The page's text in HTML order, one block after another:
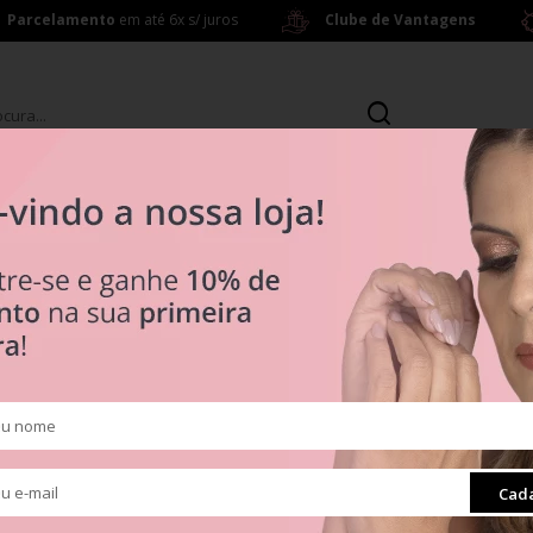
Parcelamento em até 6x s/ juros Clube de Vantagens
Tipos
Clipes
Pingentes
Radiante
Brincos
a partir de R$ 199,00